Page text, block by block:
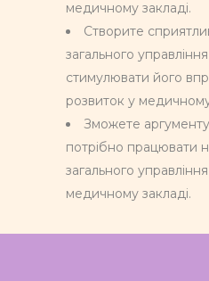
медичному закладі.
Створите
загального
стимулювати його
розвиток у медичному
Зможете
потрібно працювати
загального
медичному закладі.